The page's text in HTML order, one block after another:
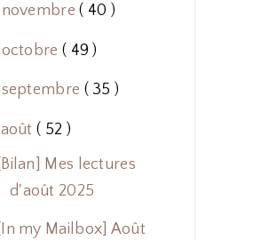
novembre( 40 )
octobre ( 49 )
septembre ( 35 )
août( 52 )
[Bilan] Mes lectures
d'août 2025
[In my Mailbox] Août